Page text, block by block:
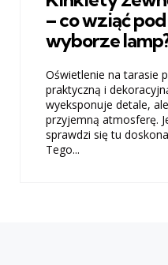
– co wziąć
wyborze
Oświetlenie na tarasie
praktyczną i
wyeksponuje detale,
przyjemną atmosferę.
sprawdzi się tu
Tego...